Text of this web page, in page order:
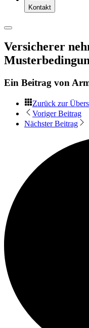
Kontakt
Versicherer
Ein Beitrag von
Zurück zur
Voriger Beitrag
Nächster Beitrag